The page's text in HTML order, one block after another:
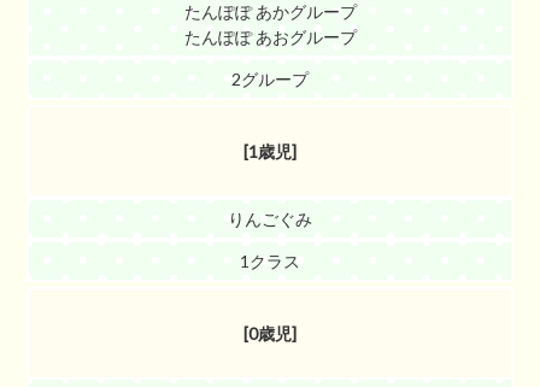
たんぽぽ あかグループ
たんぽぽ あおグループ
2グループ
[1歳児]
りんごぐみ
1クラス
[0歳児]